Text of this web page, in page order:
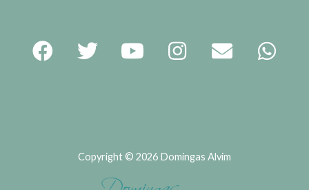
Copyright © 2026 Domingas Alvim